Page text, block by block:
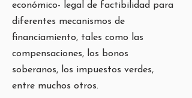
económico- legal de factibilidad para
diferentes mecanismos de
financiamiento, tales como las
compensaciones, los bonos
soberanos, los impuestos verdes,
entre muchos otros.